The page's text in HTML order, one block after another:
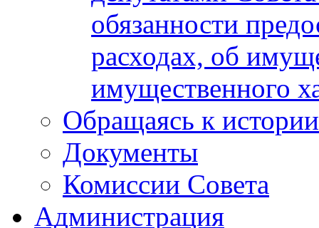
обязанности
расходах, об
имущественного
Обращаясь к истории
Документы
Комиссии Совета
Администрация